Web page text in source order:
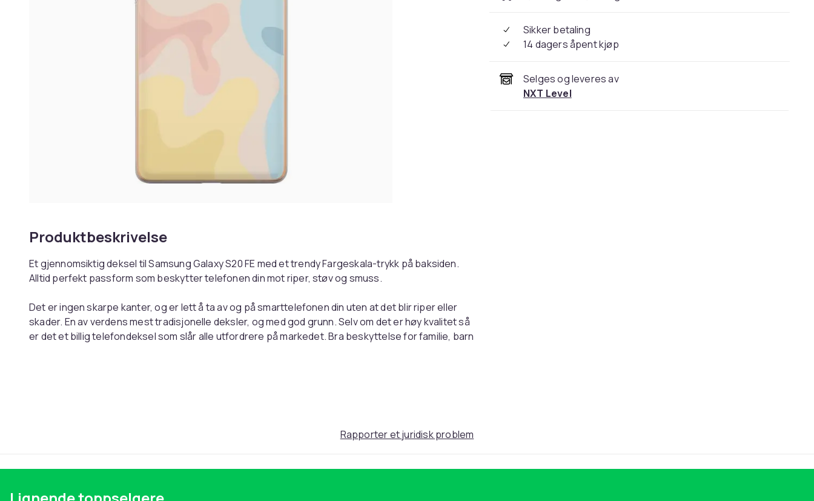
Produktbeskrivelse
Et gjennomsiktig deksel til Samsung Galaxy S20 FE med et trendy Fargeskala-trykk på baksiden.
Alltid perfekt passform som beskytter telefonen din mot riper, støv og smuss.
Det er ingen skarpe kanter, og er lett å ta av og på smarttelefonen din uten at det blir riper eller
skader. En av verdens mest tradisjonelle deksler, og med god grunn. Selv om det er høy kvalitet så
er det et billig telefondeksel som slår alle utfordrere på markedet. Bra beskyttelse for familie, barn
telefonen din full beskyttelse. utformat för att omsluta och skydda din telefon från repor och
-Vårt Fargeskala-deksel har en lett fargekombinasjon som er både luksuriøs og elegant
-Perfekt passform for Samsung Galaxy S20 FE med enkel tilgang til alle viktige funksjoner. Enkel
Sikker betaling
14 dagers åpent kjøp
Selges og leveres av
NXT Level
Rapporter et juridisk problem